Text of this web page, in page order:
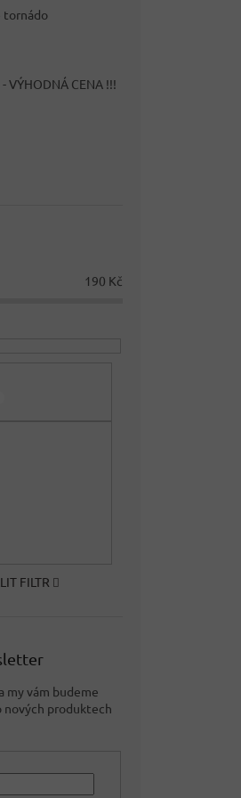
tornádo
VÝHODNÁ CENA !!!
190 Kč
FILTR
my vám budeme
nových produktech